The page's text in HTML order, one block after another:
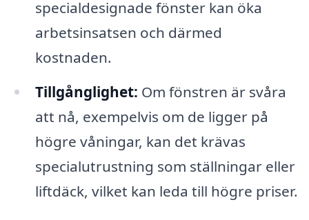
specialdesignade fönster kan öka
arbetsinsatsen och därmed
kostnaden.
Tillgånglighet: Om fönstren är svåra
att nå, exempelvis om de ligger på
högre våningar, kan det krävas
specialutrustning som ställningar eller
liftdäck, vilket kan leda till högre priser.